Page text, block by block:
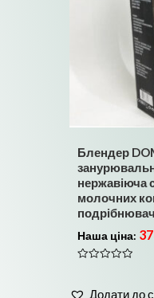
Блендер
нержавіюча
молочних
подрібнювач
Наша ціна:
Додати до